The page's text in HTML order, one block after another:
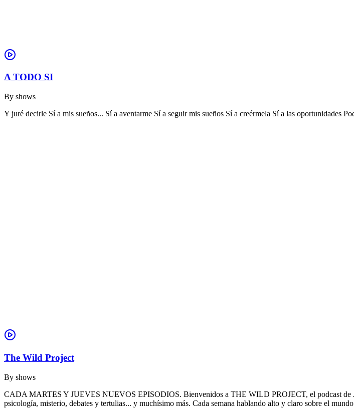
A TODO SI
By shows
Y juré decirle Sí a mis sueños... Sí a aventarme Sí a seguir mis sueños Sí a creérmela Sí a las oportunidades
The Wild Project
By shows
CADA MARTES Y JUEVES NUEVOS EPISODIOS. Bienvenidos a THE WILD PROJECT, el podcast de
psicología, misterio, debates y tertulias... y muchísimo más. Cada semana hablando alto y claro sobre el